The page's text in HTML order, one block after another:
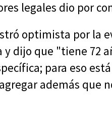
legales dio por
optimista por la
dijo que "tiene 72
para eso
además que